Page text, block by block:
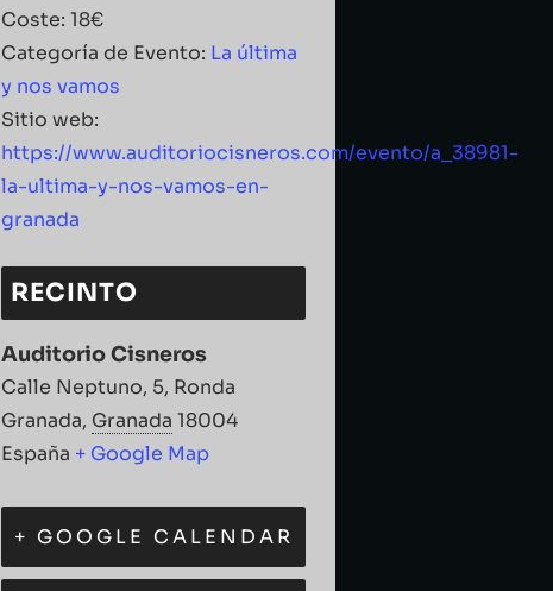
Coste: 18€
Categoría de Evento: La última
y nos vamos
Sitio web:
https://www.auditoriocisneros.com/evento/a_38981-
la-ultima-y-nos-vamos-en-
granada
RECINTO
Auditorio Cisneros
Calle Neptuno, 5, Ronda
Granada, Granada 18004
España + Google Map
+ GOOGLE CALENDAR